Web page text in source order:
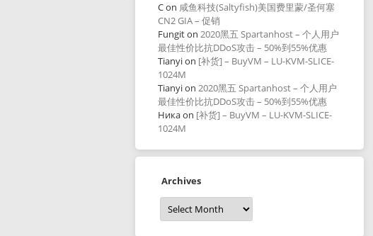
Con 咸鱼科技(Saltyfish)美国费里蒙/圣何塞
CN2 GIA – 促销
Fungiton2020黑五 Spartanhost – 个人用户
最佳性价比抗DDoS攻击 – 50%到55%优惠
Tianyion [补货] – BuyVM – LU-KVM-SLICE-
1024M
Tianyion2020黑五 Spartanhost – 个人用户
最佳性价比抗DDoS攻击 – 50%到55%优惠
Никаon [补货] – BuyVM – LU-KVM-SLICE-
1024M
Archives
Archives